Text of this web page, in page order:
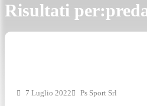
Risultati
7 Luglio 2022 Ps Sport Srl